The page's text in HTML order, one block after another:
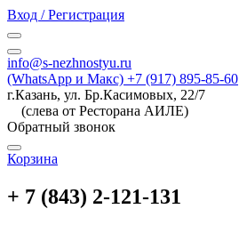
Вход / Регистрация
info@s-nezhnostyu.ru
(WhatsApp и Макс) +7 (917) 895-85-60
г.Казань, ул. Бр.Касимовых, 22/7
(слева от Ресторана АИЛЕ)
Обратный звонок
Корзина
+ 7 (843) 2-121-131